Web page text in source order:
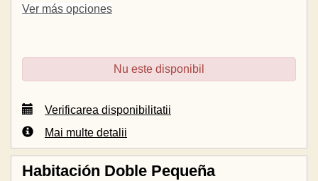
Ver más opciones
Nu este disponibil
Verificarea disponibilitatii
Mai multe detalii
Habitación Doble Pequeña